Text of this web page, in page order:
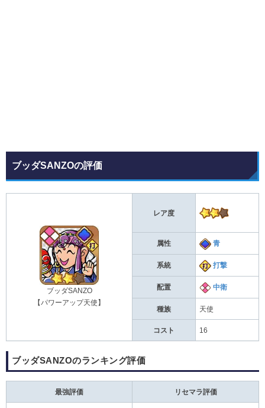
ブッダSANZOの評価
ブッダSANZO
【パワーアップ天使】
レア度
属性 青
系統 打撃
配置 中衛
種族 天使
コスト 16
ブッダSANZOのランキング評価
最強評価 リセマラ評価